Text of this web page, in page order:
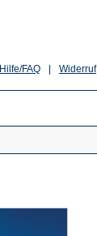
Widerruf
Hilfe/FAQ